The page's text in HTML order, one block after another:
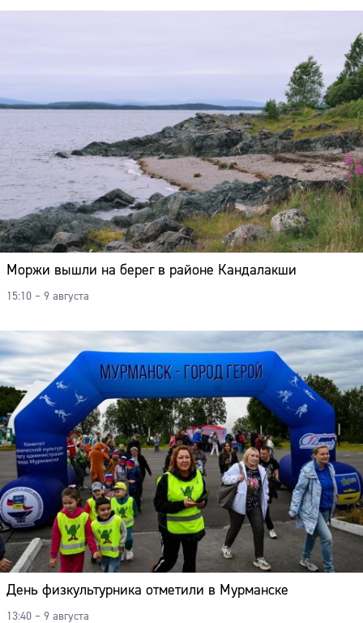
Моржи вышли на берег в районе Кандалакши
15:10 – 9 августа
День физкультурника отметили в Мурманске
13:40 – 9 августа
Сайт: